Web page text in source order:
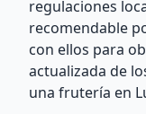
regulaciones
recomendable
con ellos para
actualizada de
una frutería en